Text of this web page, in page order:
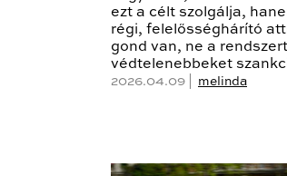
ezt a célt szolgálja,
régi, felelősséghárító
gond van, ne a
védtelenebbeket
2026.04.09 | melinda